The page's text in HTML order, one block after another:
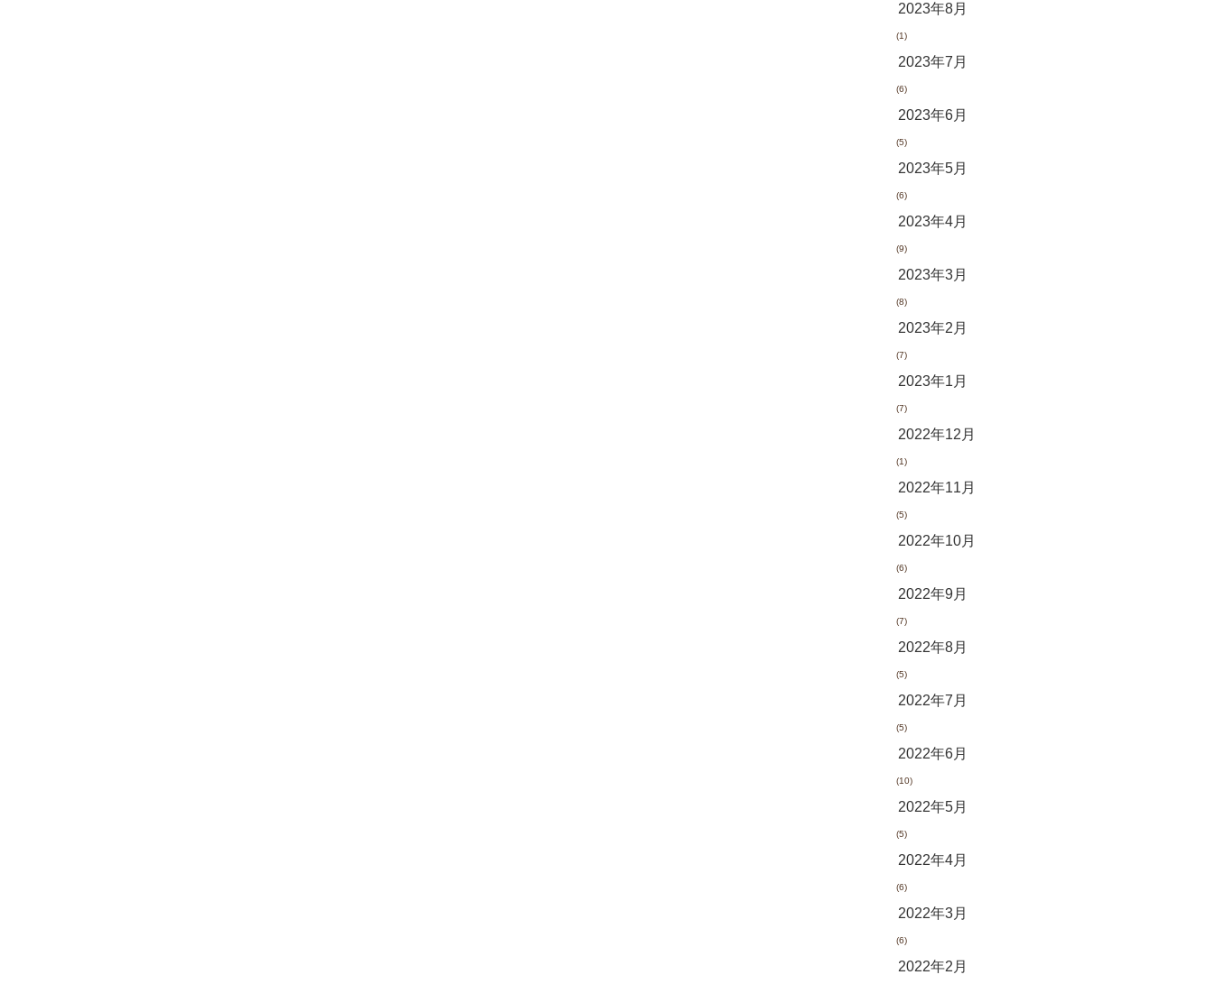
2023年8月
(1)
2023年7月
(6)
2023年6月
(5)
2023年5月
(6)
2023年4月
(9)
2023年3月
(8)
2023年2月
(7)
2023年1月
(7)
2022年12月
(1)
2022年11月
(5)
2022年10月
(6)
2022年9月
(7)
2022年8月
(5)
2022年7月
(5)
2022年6月
(10)
2022年5月
(5)
2022年4月
(6)
2022年3月
(6)
2022年2月